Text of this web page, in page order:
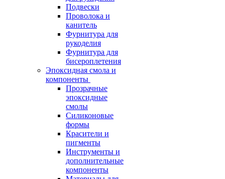
Подвески
Проволока и
канитель
Фурнитура для
рукоделия
Фурнитура для
бисероплетения
Эпоксидная смола и
компоненты
Прозрачные
эпоксидные
смолы
Силиконовые
формы
Красители и
пигменты
Инструменты и
дополнительные
компоненты